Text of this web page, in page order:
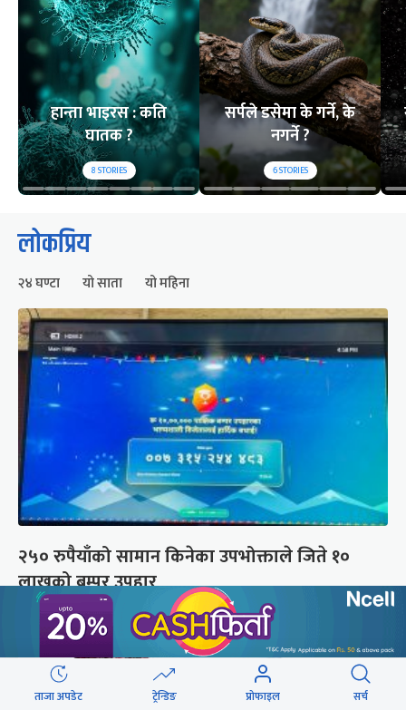
हान्ता भाइरस : कति
घातक ?
8STORIES
सर्पले डसेमा के गर्ने, के
नगर्ने ?
6STORIES
लोकप्रिय
२४ घण्टा यो साता यो महिना
२५० रुपैयाँको सामान किनेका उपभोक्ताले जिते १०
लाखको बम्पर उपहार
ताजा अपडेट ट्रेन्डिङ प्रोफाइल सर्च